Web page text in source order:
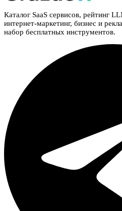
Каталог SaaS сервисов, рейтинг
интернет-маркетинг, бизнес и
набор бесплатных инструментов.